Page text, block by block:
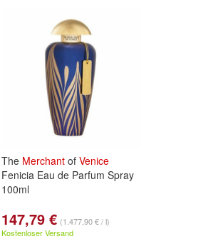
The Merchant of Venice
Fenicia Eau de Parfum Spray
100ml
147,79 € (1.477,90 € / l)
Kostenloser Versand